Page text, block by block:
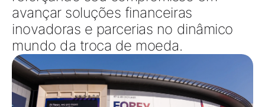
avançar soluções financeiras
inovadoras e parcerias no dinâmico
mundo da troca de moeda.